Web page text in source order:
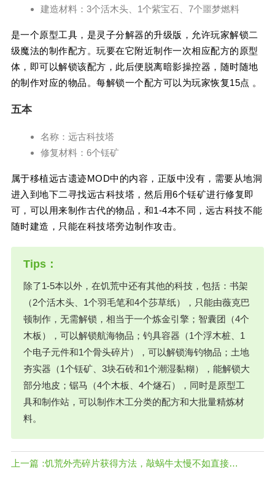
建造材料：3个活木头、1个紫宝石、7个噩梦燃料
是一个原型工具，是灵子分解器的升级版，允许玩家解锁二
级魔法的制作配方。玩要在它附近制作一次相应配方的原型
体，即可以解锁该配方，此后便脱离暗影操控器，随时随地
的制作对应的物品。每解锁一个配方可以为玩家恢复15点 。
五本
名称：远古科技塔
修复材料：6个铥矿
属于移植远古遗迹MOD中的内容，正版中没有，需要从地洞
进入到地下二寻找远古科技塔，然后用6个铥矿进行修复即
可，可以用来制作古代的物品，和1-4本不同，远古科技不能
随时建造，只能在科技塔旁边制作攻击。
除了1-5本以外，在饥荒中还有其他的科技，包括：书架
（2个活木头、1个羽毛笔和4个莎草纸），只能由薇克巴
顿制作，无需解锁，相当于一个炼金引擎；智囊团（4个
木板），可以解锁航海物品；钓具容器（1个浮木桩、1
个电子元件和1个骨头碎片），可以解锁海钓物品；土地
夯实器（1个铥矿、3块石砖和1个潮湿黏糊），能解锁大
部分地皮；锯马（4个木板、4个燧石），同时是原型工
具和制作站，可以制作木工分类的配方和大批量精炼材
料。
上一篇： 饥荒外壳碎片获得方法，敲蜗牛太慢不如直接控制台